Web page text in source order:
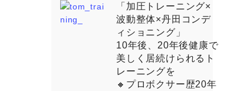
「加圧トレーニング×
波動整体×丹田コンデ
ィショニング」
10年後、20年後健康で
美しく居続けられるト
レーニングを
🔸プロボクサー歴20年